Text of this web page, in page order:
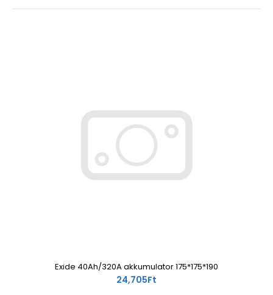
Exide 40Ah/320A akkumulator 175*175*190
24,705Ft